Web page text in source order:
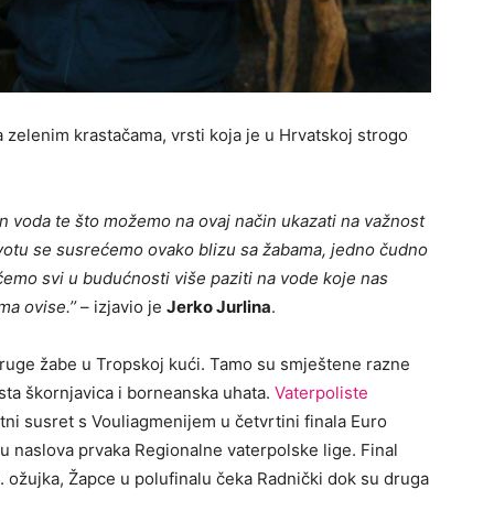
krastačama, vrsti koja je u Hrvatskoj strogo
voda te što možemo na ovaj način ukazati na važnost
se susrećemo ovako blizu sa žabama, jedno čudno
svi u budućnosti više paziti na vode koje nas
ovise.’’– izjavio je Jerko Jurlina.
žabe u Tropskoj kući. Tamo su smještene razne
škornjavica i borneanska uhata. Vaterpoliste
susret s Vouliagmenijem u četvrtini finala Euro
naslova prvaka Regionalne vaterpolske lige. Final
Žapce u polufinalu čeka Radnički dok su druga